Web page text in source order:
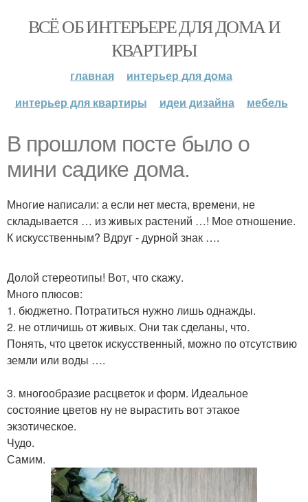
ВСЁ ОБ ИНТЕРЬЕРЕ ДЛЯ ДОМА И
КВАРТИРЫ
главная
интерьер для дома
интерьер для квартиры
идеи дизайна мебель
В прошлом посте было о
мини садике дома.
Многие написали: а если нет места, времени, не
складывается … из живых растений …! Мое отношение.
К искусственным? Вдруг - дурной знак ….
Долой стереотипы! Вот, что скажу.
Много плюсов:
1. бюджетно. Потратиться нужно лишь однажды.
2. не отличишь от живых. Они так сделаны, что.
Понять, что цветок искусственный, можно по отсутствию
земли или воды ….
3. многообразие расцветок и форм. Идеальное
состояние цветов ну не вырастить вот этакое
экзотическое.
Чудо.
Самим.